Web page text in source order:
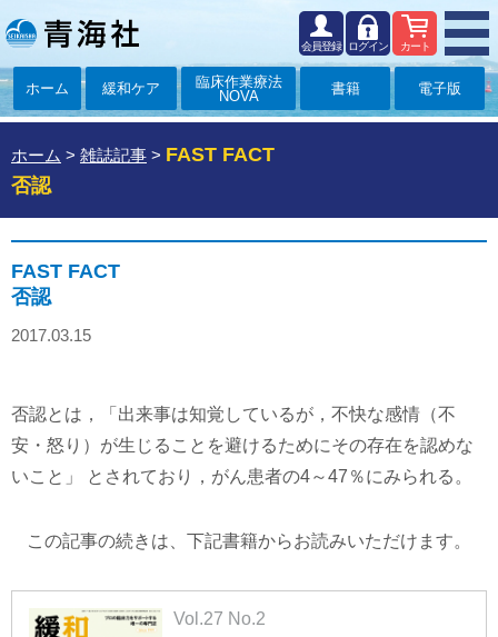
カート
ログイン
会員登録
ホーム 緩和ケア
臨床作業療法
NOVA
書籍 電子版
ホーム > 雑誌記事 > FAST FACT
否認
FAST FACT
否認
2017.03.15
否認とは，「出来事は知覚しているが，不快な感情（不
安・怒り）が生じることを避けるためにその存在を認めな
いこと」 とされており，がん患者の4～47％にみられる。
この記事の続きは、下記書籍からお読みいただけます。
Vol.27 No.2